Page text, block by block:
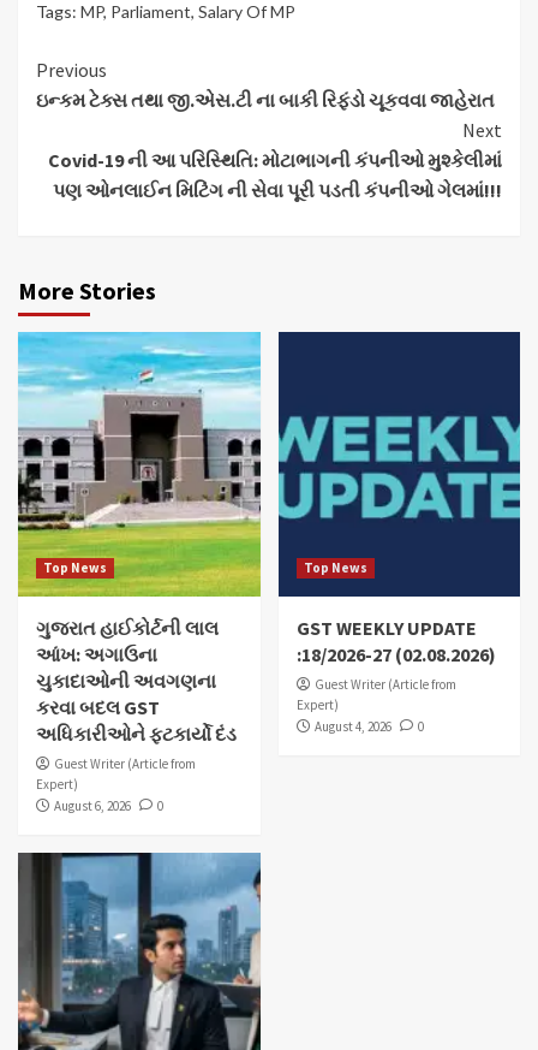
Tags: MP, Parliament, Salary Of MP
Continue
Reading
Previous
ઇન્કમ ટેક્સ તથા જી.એસ.ટી ના બાકી રિફંડો ચૂકવવા જાહેરાત
Next
Covid-19 ની આ પરિસ્થિતિ: મોટાભાગની કંપનીઓ મુશ્કેલીમાં
પણ ઓનલાઈન મિટિંગ ની સેવા પૂરી પડતી કંપનીઓ ગેલમાં!!!
More Stories
Top News
ગુજરાત હાઈકોર્ટની લાલ
આંખ: અગાઉના
ચુકાદાઓની અવગણના
કરવા બદલ GST
અધિકારીઓને ફટકાર્યો દંડ
Guest Writer (Article from
Expert)
August 6, 2026
0
Top News
GST WEEKLY UPDATE
:18/2026-27 (02.08.2026)
Guest Writer (Article from
Expert)
August 4, 2026
0